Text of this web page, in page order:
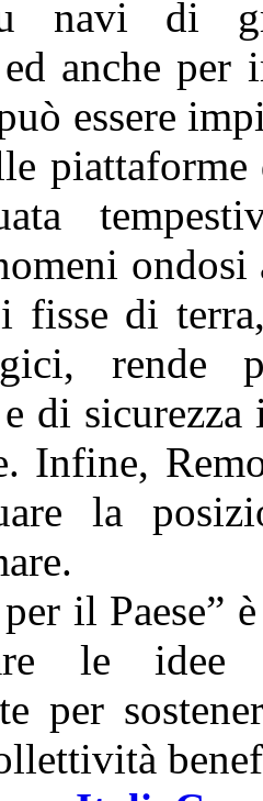
navi di
ed anche
essere
fisse di
rende
di
Infine,
la
il Paese”
le idee
per